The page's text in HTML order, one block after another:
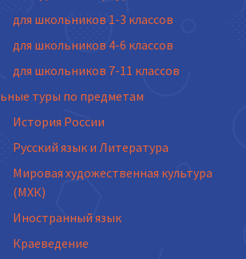
для школьников 1-3 классов
для школьников 4-6 классов
для школьников 7-11 классов
туры по предметам
История России
Русский язык и Литература
Мировая художественная культура
(МХК)
Иностранный язык
Краеведение